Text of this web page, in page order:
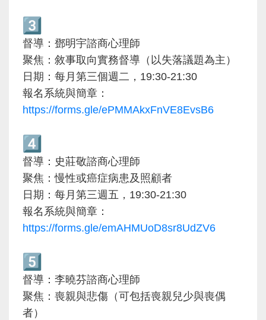
督導：鄧明宇諮商心理師
聚焦：敘事取向實務督導（以失落議題為主）
日期：每月第三個週二，19:30-21:30
報名系統與簡章：
https://forms.gle/ePMMAkxFnVE8EvsB6
督導：史莊敬諮商心理師
聚焦：慢性或癌症病患及照顧者
日期：每月第三週五， 19:30-21:30
報名系統與簡章：
https://forms.gle/emAHMUoD8sr8UdZV6
督導：李曉芬諮商心理師
聚焦：喪親與悲傷（可包括喪親兒少與喪偶
者）